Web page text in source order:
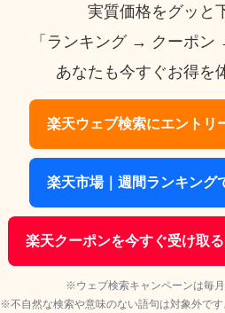
実質価格をグッと
「ランキング → クーポン
あなたも今すぐお得を
楽天ウェブ検索にエントリ
楽天市場｜週間ランキング
楽天クーポンを今すぐ受け取
※ウェブ検索キャンペーンは毎月
※不自然な検索や意味のない語句は対象外です